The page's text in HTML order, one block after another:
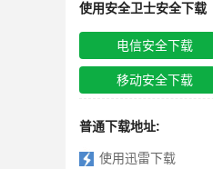
使用安全卫士安全下载
电信安全下载
移动安全下载
普通下载地址:
使用迅雷下载